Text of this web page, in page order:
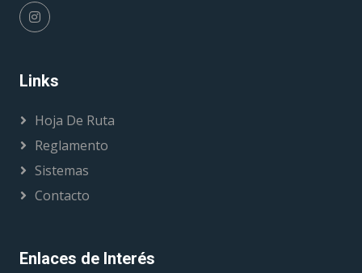
Links
Hoja De Ruta
Reglamento
Sistemas
Contacto
Enlaces de Interés